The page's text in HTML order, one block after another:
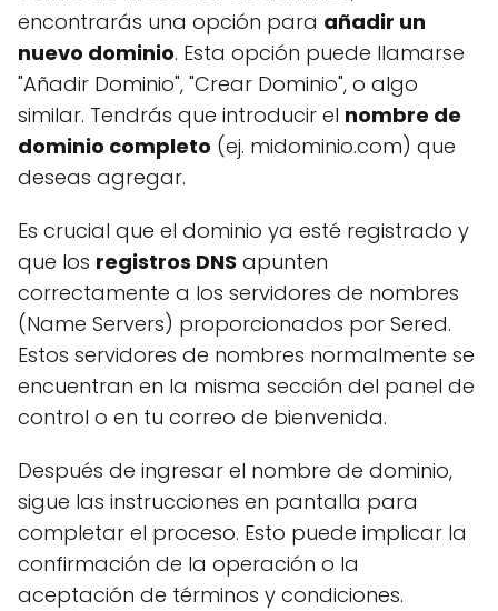
encontrarás una opción para añadir un
nuevo dominio. Esta opción puede llamarse
"Añadir Dominio", "Crear Dominio", o algo
similar. Tendrás que introducir el nombre de
dominio completo (ej. midominio.com) que
deseas agregar.
Es crucial que el dominio ya esté registrado y
que los registros DNS apunten
correctamente a los servidores de nombres
(Name Servers) proporcionados por Sered.
Estos servidores de nombres normalmente se
encuentran en la misma sección del panel de
control o en tu correo de bienvenida.
Después de ingresar el nombre de dominio,
sigue las instrucciones en pantalla para
completar el proceso. Esto puede implicar la
confirmación de la operación o la
aceptación de términos y condiciones.